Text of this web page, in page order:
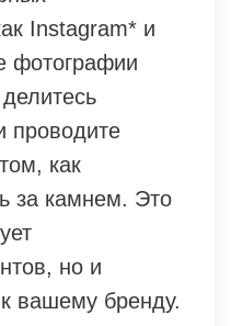
Instagram* и
фотографии
проводите
как
за камнем. Это
но и
вашему бренду.